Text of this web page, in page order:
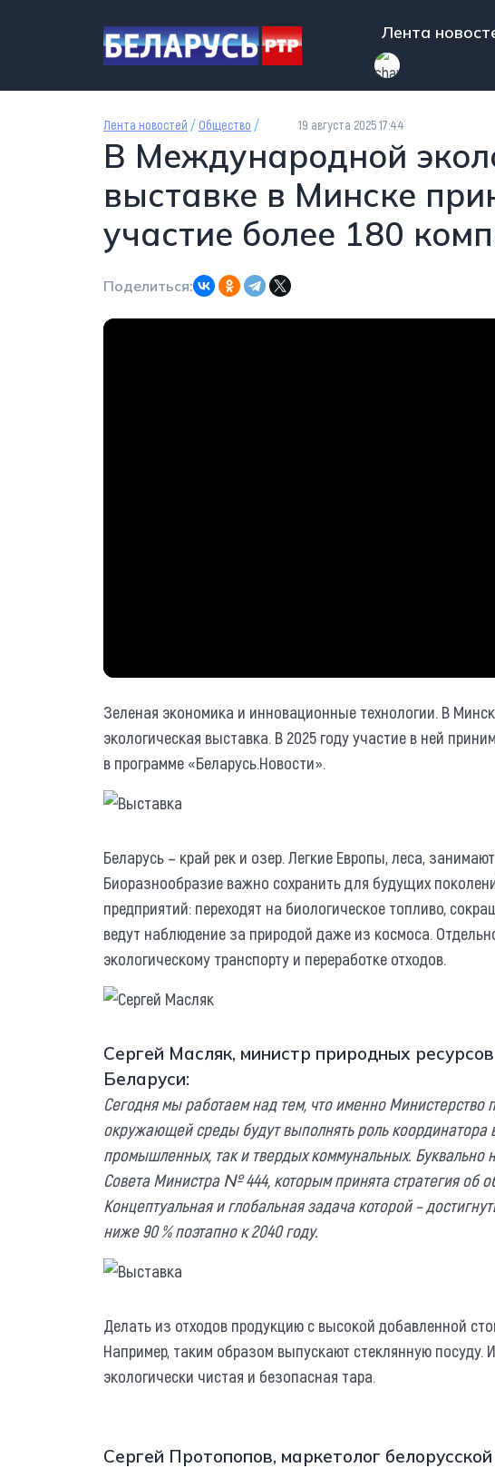
Main
Лента
Лента новостей / Общество / 19 августа 2025 17:44
В Международной
выставке в Минске
участие более 180
Поделиться:
Зеленая экономика и инновационные технологии. В
экологическая выставка. В 2025 году участие в ней
в программе «Беларусь.Новости».
Беларусь – край рек и озер. Легкие Европы, леса,
Биоразнообразие важно сохранить для будущих
предприятий: переходят на биологическое топливо,
ведут наблюдение за природой даже из космоса.
экологическому транспорту и переработке отходов.
Сергей Масляк, министр природных
Беларуси:
Сегодня мы работаем над тем, что именно Министерство
окружающей среды будут выполнять роль координатора
промышленных, так и твердых коммунальных. Буквально
Совета Министра № 444, которым принята стратегия об
Концептуальная и глобальная задача которой –
ниже 90 % поэтапно к 2040 году.
Делать из отходов продукцию с высокой добавленной
Например, таким образом выпускают стеклянную посуду.
экологически чистая и безопасная тара.
Сергей Протопопов, маркетолог